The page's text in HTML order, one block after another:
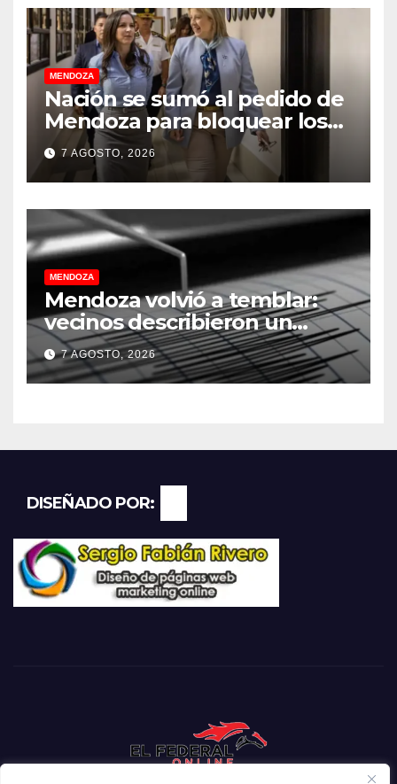
MENDOZA
Nación se sumó al pedido de
Mendoza para bloquear los
celulares en las cárceles de la
provincia
7 AGOSTO, 2026
MENDOZA
Mendoza volvió a temblar:
vecinos describieron un
“sacudón” acompañado por
un fuerte estruendo
7 AGOSTO, 2026
DISEÑADO POR: